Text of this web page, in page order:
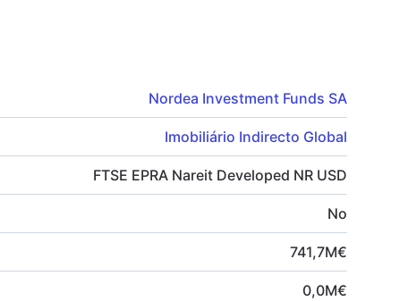
Nordea Investment Funds SA
Imobiliário Indirecto Global
FTSE EPRA Nareit Developed NR USD
No
741,7M€
0,0M€